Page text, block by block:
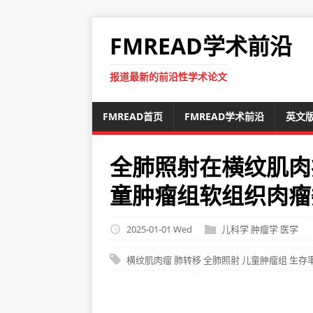
FMREAD学术前沿
报道最新的前沿性学术论文
FMREAD首页 FMREAD学术前沿 英文
全肺照射在横纹肌
童肿瘤组软组织肉
2025-01-01 Wed 儿科学 肿瘤学 医学
横纹肌肉瘤 肺转移全肺照射 儿童肿瘤组 生存